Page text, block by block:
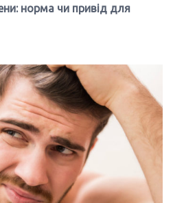
норма чи привід для